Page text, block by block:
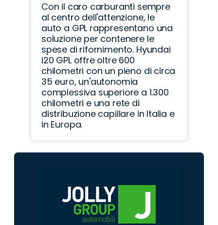
Con il caro carburanti sempre
al centro dell'attenzione, le
auto a GPL rappresentano una
soluzione per contenere le
spese di rifornimento. Hyundai
i20 GPL offre oltre 600
chilometri con un pieno di circa
35 euro, un'autonomia
complessiva superiore a 1.300
chilometri e una rete di
distribuzione capillare in Italia e
in Europa.